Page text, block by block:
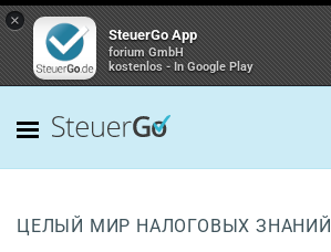
×
SteuerGo App
forium GmbH
kostenlos - In Google Play
ЦЕЛЫЙ МИР НАЛОГОВЫХ ЗНАНИЙ